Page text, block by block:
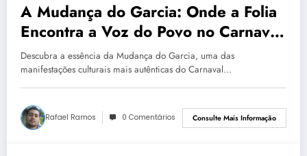
A Mudança do Garcia: Onde a Folia
Encontra a Voz do Povo no Carnaval
de Salvador
Descubra a essência da Mudança do Garcia, uma das
manifestações culturais mais autênticas do Carnaval…
Rafael Ramos 0 Comentários Consulte Mais Informação